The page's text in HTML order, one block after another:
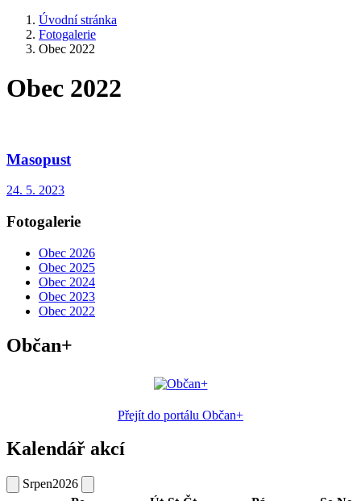
Úvodní stránka
Fotogalerie
Obec 2022
Obec 2022
Masopust
24. 5. 2023
Fotogalerie
Obec 2026
Obec 2025
Obec 2024
Obec 2023
Obec 2022
Občan+
Přejít do portálu Občan+
Kalendář akcí
Srpen2026